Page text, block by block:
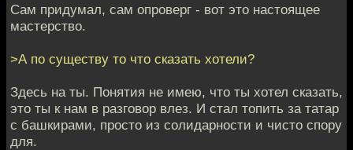
Сам придумал, сам опроверг - вот это настоящее
мастерство.
>А по существу то что сказать хотели?
Здесь на ты. Понятия не имею, что ты хотел сказать,
это ты к нам в разговор влез. И стал топить за татар
с башкирами, просто из солидарности и чисто спору
для.